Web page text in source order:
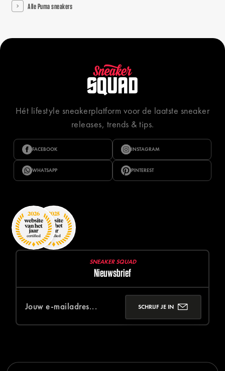
Alle Puma sneakers
Hét lifestyle sneakerplatform voor de laatste sneaker
releases, trends & tips.
FACEBOOK INSTAGRAM
WHATSAPP PINTEREST
SNEAKER SQUAD
Nieuwsbrief
SCHRIJF JE IN